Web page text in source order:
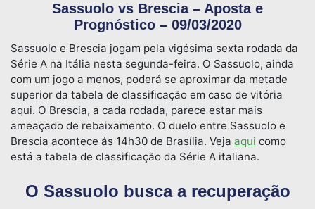
Sassuolo vs Brescia – Aposta e
Prognóstico – 09/03/2020
Sassuolo e Brescia jogam pela vigésima sexta rodada da
Série A na Itália nesta segunda-feira. O Sassuolo, ainda
com um jogo a menos, poderá se aproximar da metade
superior da tabela de classificação em caso de vitória
aqui. O Brescia, a cada rodada, parece estar mais
ameaçado de rebaixamento. O duelo entre Sassuolo e
Brescia acontece ás 14h30 de Brasília. Veja aqui como
está a tabela de classificação da Série A italiana.
O Sassuolo busca a recuperação